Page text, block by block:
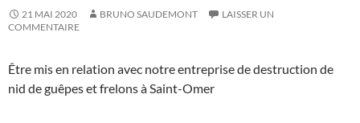
21 MAI 2020 BRUNO SAUDEMONT
LAISSER UN
COMMENTAIRE
Être mis en relation avec notre entreprise de destruction de
nid de guêpes et frelons à Saint-Omer